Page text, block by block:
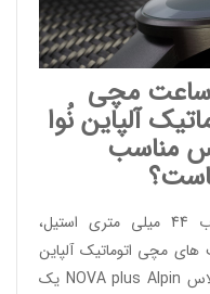
ساعت مچی
آلپاین نُوا
مناسب
با قاب 44 میلی متری استیل،
مچی اتوماتیک آلپاین
نُوا پلاس NOVA plus Alpin یک